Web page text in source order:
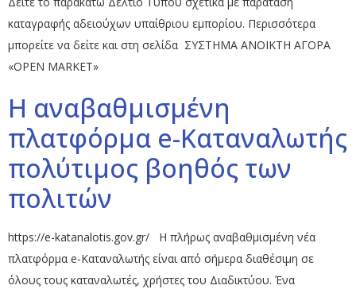
καταγραφής αδειούχων υπαίθριου εμπορίου. Περισσότερα
μπορείτε να δείτε και στη σελίδα ΣΥΣΤΗΜΑ ΑΝΟΙΚΤΗ ΑΓΟΡΑ
«OPEN MARKET»
H αναβαθμισμένη
πλατφόρμα e-Καταναλωτής
πολύτιμος βοηθός των
πολιτών
https://e-katanalotis.gov.gr/ Η πλήρως αναβαθμισμένη νέα
πλατφόρμα e-Καταναλωτής είναι από σήμερα διαθέσιμη σε
όλους τους καταναλωτές, χρήστες του Διαδικτύου. Ένα